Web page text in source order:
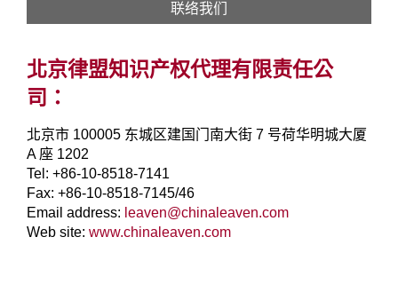
联络我们
北京律盟知识产权代理有限责任公
司：
北京市 100005 东城区建国门南大街 7 号荷华明城大厦
A 座 1202
Tel: +86-10-8518-7141
Fax: +86-10-8518-7145/46
Email address: leaven@chinaleaven.com
Web site: www.chinaleaven.com